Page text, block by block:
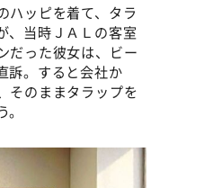
ハッピを着て、タラ
、当時ＪＡＬの客室
だった彼女は、ビー
訴。すると会社か
そのままタラップを